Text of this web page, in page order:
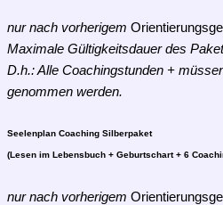
nur nach vorherigem
Maximale Gültigkeitsdauer des
D.h.: Alle Coachingstunden +
genommen werden.
Seelenplan Coaching Silberpaket
(Lesen im Lebensbuch + Geburtschart + 6
nur nach vorherigem